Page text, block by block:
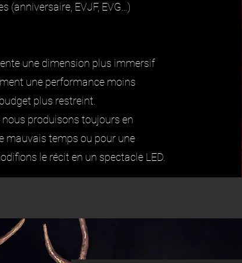
(anniversaire, EVJF, EVG…)
une dimension plus immersif
une performance moins
plus restreint.
produisons toujours en
mauvais temps ou pour une
le récit en un spectacle LED.